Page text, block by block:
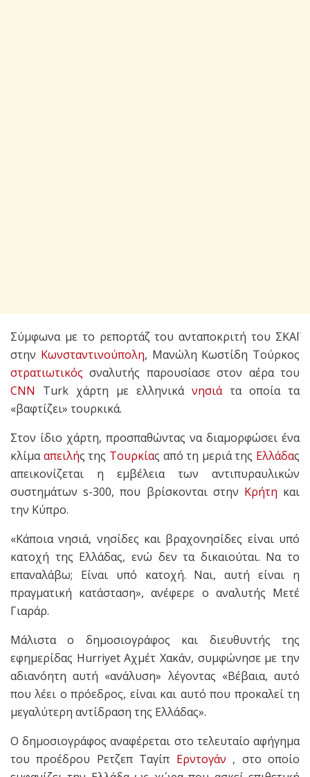
Σύμφωνα με το ρεπορτάζ του ανταποκριτή του ΣΚΑΪ
στην Κωνσταντινούπολη, Μανώλη Κωστίδη Τούρκος
στρατιωτικός σναλυτής παρουσίασε στον αέρα του
CNN Turk χάρτη με ελληνικά νησιάτα οποία τα
«βαφτίζει» τουρκικά.
Στον ίδιο χάρτη, προσπαθώντας να διαμορφώσει ένα
κλίμααπειλής της Τουρκίας από τη μεριά της Ελλάδας
απεικονίζεται η εμβέλεια των αντιπυραυλικών
συστημάτων s-300, που βρίσκονται στην Κρήτη και
την Κύπρο.
«Κάποια νησιά, νησίδες και βραχονησίδες είναι υπό
κατοχή της Ελλάδας, ενώ δεν τα δικαιούται. Να το
επαναλάβω; Είναι υπό κατοχή. Nαι, αυτή είναι η
πραγματική κατάσταση», ανέφερε ο αναλυτής Μετέ
Γιαράρ.
Μάλιστα ο δημοσιογράφος και διευθυντής της
εφημερίδας Hurriyet Αχμέτ Χακάν, συμφώνησε με την
αδιανόητη αυτή «ανάλυση» λέγοντας «Βέβαια, αυτό
που λέει ο πρόεδρος, είναι και αυτό που προκαλεί τη
μεγαλύτερη αντίδραση της Ελλάδας».
Ο δημοσιογράφος αναφέρεται στο τελευταίο αφήγημα
του προέδρου Ρετζεπ Ταγίπ Ερντογάν , στο οποίο